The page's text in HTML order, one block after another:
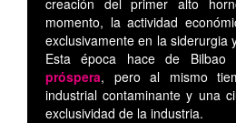
momento, la actividad
exclusivamente en la siderurgia
Esta época hace de
próspera, pero al mismo
industrial contaminante y una
exclusividad de la industria.